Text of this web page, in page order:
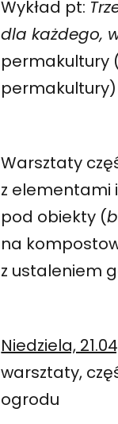
Wykład pt:
dla każdego,
permakultury
permakultury)
Warsztaty
z elementami
pod obiekty (
na
z ustaleniem
Niedziela,
warsztaty,
ogrodu